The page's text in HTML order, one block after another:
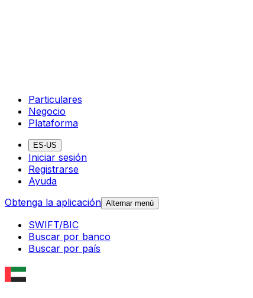
Particulares
Negocio
Plataforma
ES-US
Iniciar sesión
Registrarse
Ayuda
Obtenga la aplicación Alternar menú
SWIFT/BIC
Buscar por banco
Buscar por país